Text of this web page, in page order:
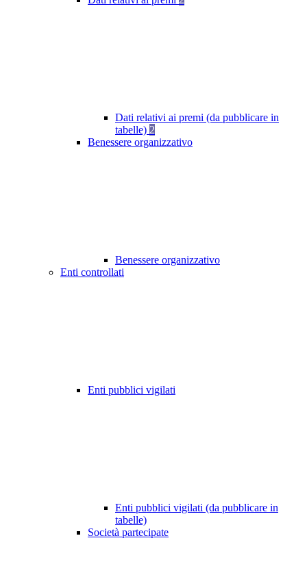
Dati relativi ai premi (da pubblicare in
tabelle) 2
Benessere organizzativo
Benessere organizzativo
Enti controllati
Enti pubblici vigilati
Enti pubblici vigilati (da pubblicare in
tabelle)
Società partecipate